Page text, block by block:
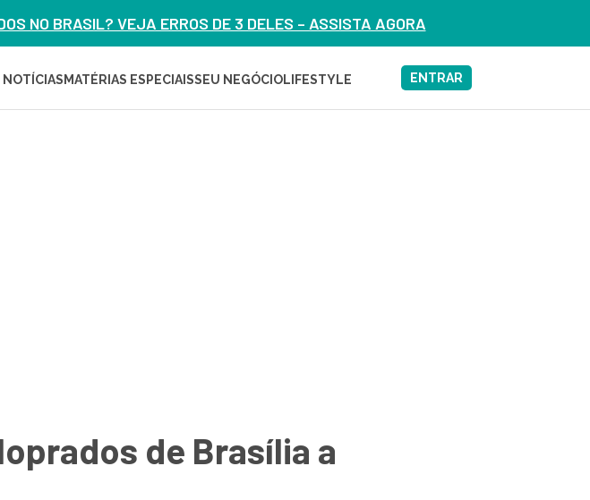
NO BRASIL? VEJA ERROS DE 3 DELES – ASSISTA AGORA
MATÉRIAS ESPECIAISSEU NEGÓCIOLIFESTYLE ENTRAR
de Brasília a